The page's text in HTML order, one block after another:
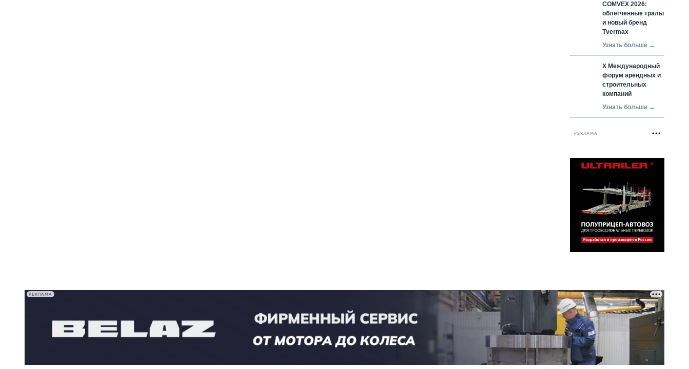
COMVEX 2026:
облегчённые тралы
и новый бренд
Tvermax
Узнать больше →
X Международный
форум арендных и
строительных
компаний
Узнать больше →
РЕКЛАМА
РЕКЛАМА